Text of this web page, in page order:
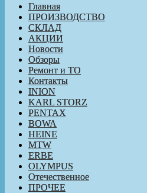
Главная
ПРОИЗВОДСТВО
СКЛАД
АКЦИИ
Новости
Обзоры
Ремонт и ТО
Контакты
INION
KARL STORZ
PENTAX
BOWA
HEINE
MTW
ERBE
OLYMPUS
Отечественное
ПРОЧЕЕ